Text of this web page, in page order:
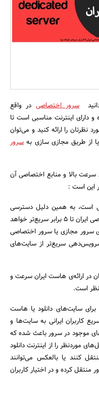
مسکن و ساختمان
سرور اختصاصی در واقع
دارای اینترنت مناسبی است تا
نظرتان را ارائه کنید و می‌توان
از طریق مجازی سازی به سرور
بالا و منابع اختصاصی آن
این است :
است، به همین دلیل دسترسی
کاربران ایرانی به سرور مجازی یا سرور اختصاصی ایران تا 5 برابر سریع‌تر خواهد
سرور مجازی یا سرور اختصاصی
سریع‌تر از سایت‌های
در ارائه‌ی ‌هاست ایران سرعت و
نظر است.
برای سایت‌ها‌ی دانلود یا‌ هاست
کاربران ایرانی به سایت‌ها و
موجود در سرور باعث شده که
موردنظر را از اینترنت دانلود
کنند یا بالعکس می‌توانند
منتقل کرده و در اختیار کاربران